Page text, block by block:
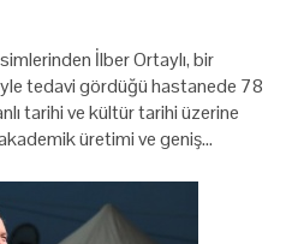
İlber Ortaylı, bir
tedavi gördüğü hastanede 78
tarihi ve kültür tarihi üzerine
akademik üretimi ve geniş…